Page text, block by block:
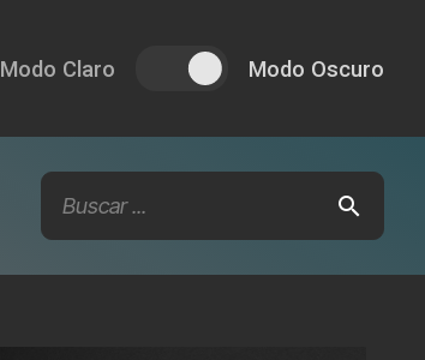
Modo Claro Modo Oscuro